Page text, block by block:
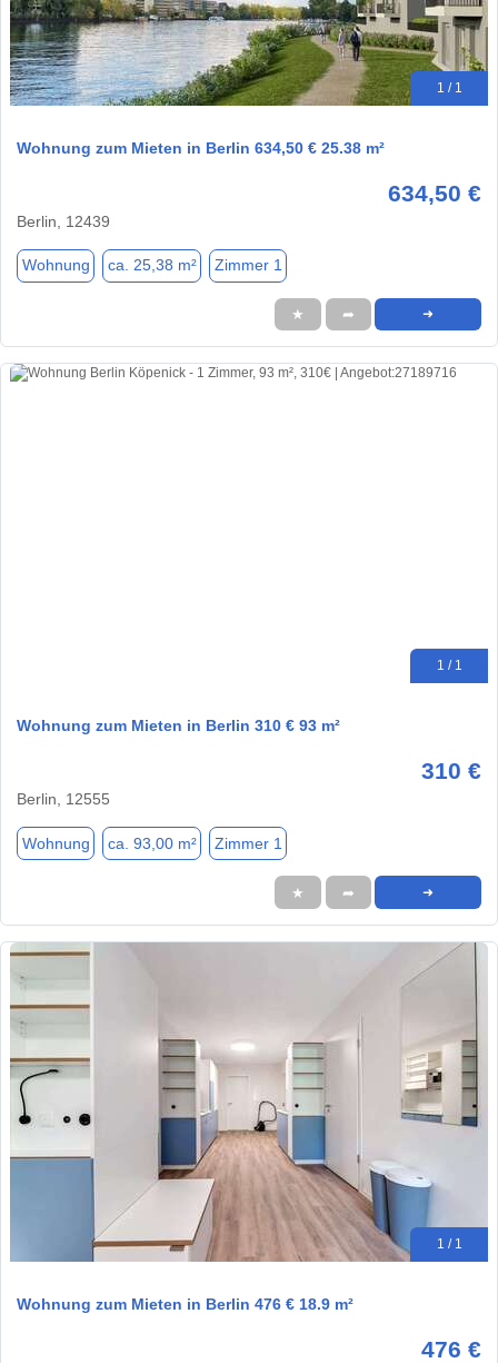
1 / 1
Wohnung zum Mieten in Berlin 634,50 € 25.38 m²
634,50 €
Berlin, 12439
Wohnung ca. 25,38 m² Zimmer 1
★ ➦ ➜
1 / 1
Wohnung zum Mieten in Berlin 310 € 93 m²
310 €
Berlin, 12555
Wohnung ca. 93,00 m² Zimmer 1
★ ➦ ➜
1 / 1
Wohnung zum Mieten in Berlin 476 € 18.9 m²
476 €